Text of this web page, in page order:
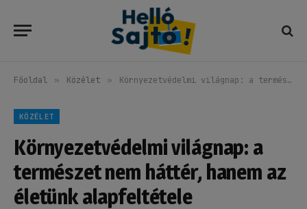
Főoldal » Közélet » Környezetvédelmi világnap: a természet nem háttér, hanem az életünk alapfeltétele
KÖZÉLET
Környezetvédelmi világnap: a
természet nem háttér, hanem az
életünk alapfeltétele